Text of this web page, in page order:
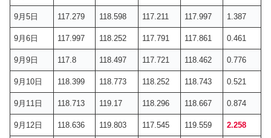
9月5日 117.279 118.598 117.211 117.997 1.387
9月6日 117.997 118.252 117.791 117.861 0.461
9月9日 117.8 118.497 117.721 118.462 0.776
9月10日 118.399 118.773 118.252 118.743 0.521
9月11日 118.713 119.17 118.296 118.667 0.874
9月12日 118.636 119.803 117.545 119.559 2.258